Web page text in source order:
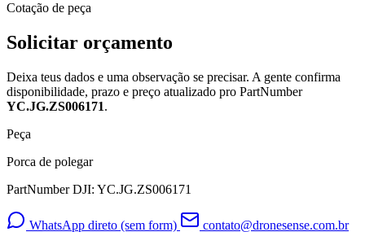
Cotação de peça
Solicitar orçamento
Deixa teus dados e uma observação se precisar. A gente confirma
disponibilidade, prazo e preço atualizado pro PartNumber
YC.JG.ZS006171.
Peça
Porca de polegar
PartNumber DJI: YC.JG.ZS006171
WhatsApp direto (sem form)
contato@dronesense.com.br